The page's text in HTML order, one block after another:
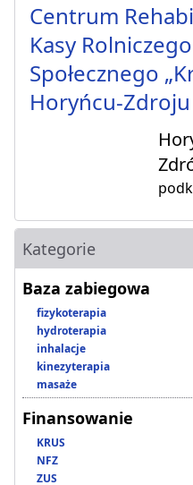
Centrum
Kasy
Społecznego
Horyńcu-Zdroju
Kategorie
Baza zabiegowa
fizykoterapia
hydroterapia
inhalacje
kinezyterapia
masaże
Finansowanie
KRUS
NFZ
ZUS